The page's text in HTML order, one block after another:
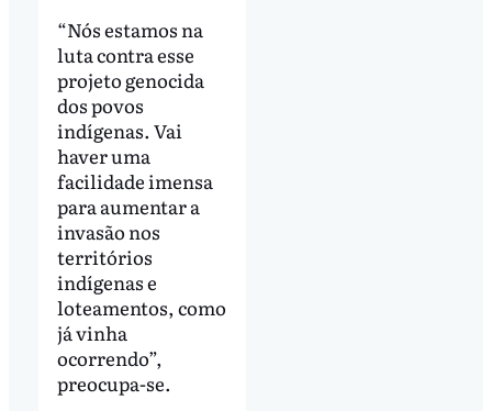
“Nós estamos na
luta contra esse
projeto genocida
dos povos
indígenas. Vai
haver uma
facilidade imensa
para aumentar a
invasão nos
territórios
indígenas e
loteamentos, como
já vinha
ocorrendo”,
preocupa-se.